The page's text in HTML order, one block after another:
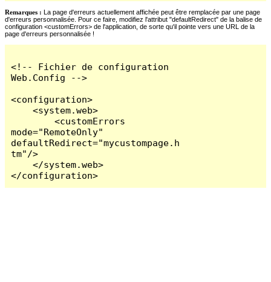
Remarques : La page d'erreurs actuellement affichée peut être remplacée par une page
d'erreurs personnalisée. Pour ce faire, modifiez l'attribut "defaultRedirect" de la balise de
configuration <customErrors> de l'application, de sorte qu'il pointe vers une URL de la
page d'erreurs personnalisée !
<!-- Fichier de configuration
Web.Config -->
<configuration>
    <system.web>
        <customErrors
mode="RemoteOnly"
defaultRedirect="mycustompage.h
tm"/>
    </system.web>
</configuration>